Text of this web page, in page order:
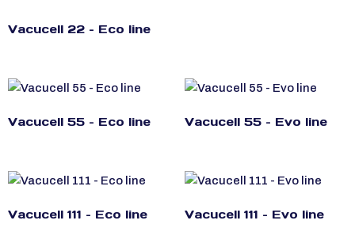
Vacucell 22 – Eco line
Vacucell 55 – Eco line Vacucell 55 – Evo line
Vacucell 111 – Eco line Vacucell 111 – Evo line